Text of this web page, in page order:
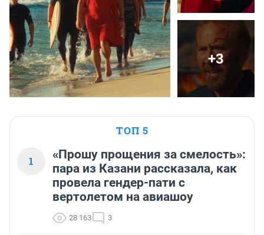
+3
ТОП 5
1
«Прошу прощения за смелость»:
пара из Казани рассказала, как
провела гендер-пати с
вертолетом на авиашоу
28 163 3